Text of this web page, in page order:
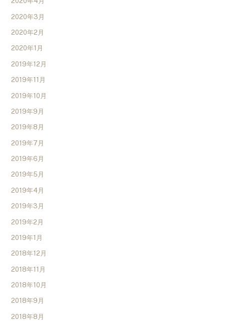
2020年3月
2020年2月
2020年1月
2019年12月
2019年11月
2019年10月
2019年9月
2019年8月
2019年7月
2019年6月
2019年5月
2019年4月
2019年3月
2019年2月
2019年1月
2018年12月
2018年11月
2018年10月
2018年9月
2018年8月